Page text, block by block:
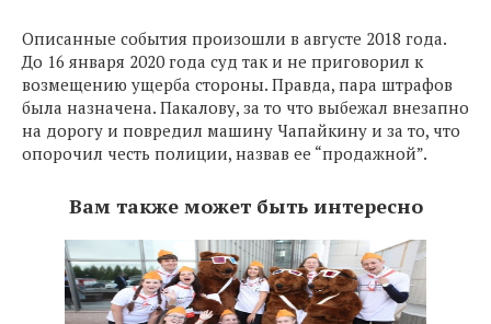
Описанные события произошли в августе 2018 года.
До 16 января 2020 года суд так и не приговорил к
возмещению ущерба стороны. Правда, пара штрафов
была назначена. Пакалову, за то что выбежал внезапно
на дорогу и повредил машину Чапайкину и за то, что
опорочил честь полиции, назвав ее “продажной”.
Вам также может быть интересно